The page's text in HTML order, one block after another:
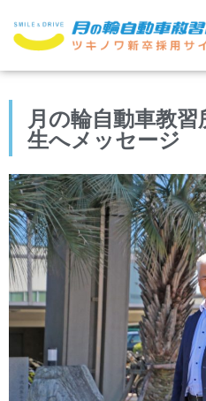
月の輪自動車教
生へメッセージ